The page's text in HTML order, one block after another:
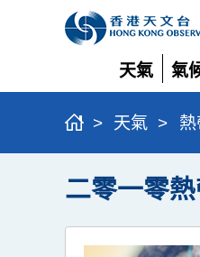
天氣
展
開
氣
展
開
> 天氣 >
二零一零